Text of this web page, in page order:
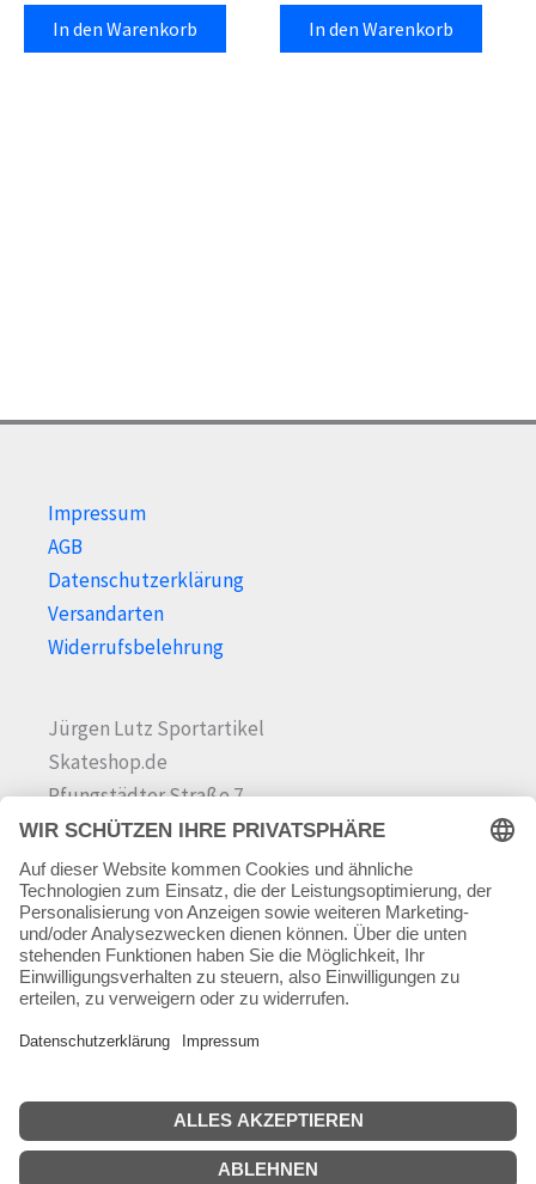
In den Warenkorb In den Warenkorb
Impressum
AGB
Datenschutzerklärung
Versandarten
Widerrufsbelehrung
Jürgen Lutz Sportartikel
Skateshop.de
Pfungstädter Straße 7
64342 Seeheim-Jugenheim
Tel.06257 868181
Mail:info@skateshop.de
Warenkorb
Mein Konto